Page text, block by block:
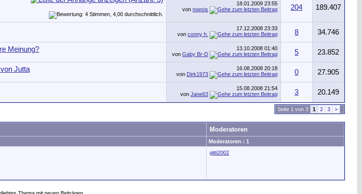
18.01.2009 23:55
von noesis 204 189.407
17.12.2008 23:33
von conny h. 8 34.746
Meinung? 13.10.2008 01:40
von Gaby Br-D 5 23.852
Jutta 16.08.2008 20:18
von Dirk1973 0 27.905
15.08.2008 21:54
von Jane63 3 20.149
Seite 1 von 3 1 2 3 >
Moderatoren
Moderatoren : 1
gitti2002